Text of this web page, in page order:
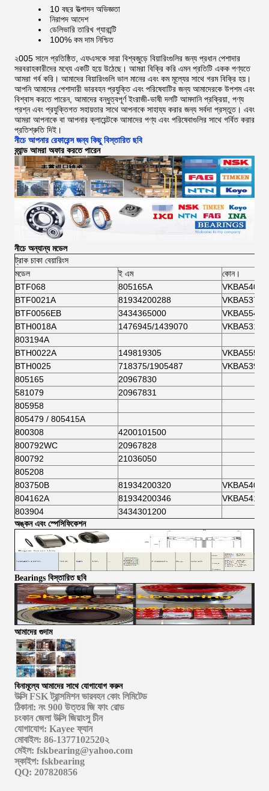
10 বছর উত্পাদন অভিজ্ঞতা
নিরাপদ আদেশ
ডেলিভারি তারিখ গ্যারান্টি
100% কম দাম নিশ্চিত
২005 সালে প্রতিষ্ঠিত, এফএসকে সারা বিশ্বজুড়ে বিয়ারিংগুলির জন্য প্রধান পেশাদার
সরবরাহকারীদের মধ্যে একটি হয়ে উঠেছে। আমরা বিক্রি করি এমন প্রতিটি একক পণ্যতে
আমরা গর্ব করি। আমাদের বিয়ারিংগুলি ভাল মানের এবং কম মূল্যের সাথে গরম বিক্রি হয়।
আপনি আমাদের পেশাদারী ভারবহন প্রযুক্তি এবং পরিষেবাটির জন্য আমাদেরকে উপশম এবং
বিশ্বাস করতে পারেন, আমাদের বন্ধুত্বপূর্ণ ইংরাজী-ভাষী দলটি আমদানি প্রক্রিয়া, পণ্য
প্রশ্ন এবং প্রযুক্তিগত সহায়তার সাথে আপনাকে সাহায্য করার জন্য সর্বদা প্রস্তুত। এবং
আমরা আপনাকে বা আপনার ক্লায়েন্টকে আমাদের পণ্য এবং পরিষেবাগুলির সাথে গর্বিত করার
প্রতিশ্রুতি দিই।
নীচে আপনার রেফারেন্স জন্য কিছু বিস্তারিত ছবি
ব্র্যান্ড আমরা অফার করতে পারেন
নীচে অন্যান্য মডেল
ট্রাক চাকা বেয়ারিংস
মডেল
ই এম
কোন।
BTF068
805165A
VKBA5407
BTF0021A
81934200288
VKBA5377
BTF0056EB
3434365000
VKBA5549
BTH0018A
1476945/1439070
VKBA5314
803194A
BTH0022A
149819305
VKBA5552
BTH0025
718375/1905487
VKBA5397
805165
20967830
581079
20967831
805958
805479 / 805415A
800308
4200101500
800792WC
20967828
800792
21036050
805208
803750B
81934200320
VKBA5408
804162A
81934200346
VKBA5416
803904
3434301200
অঙ্কন এবং স্পেসিফিকেশন
Bearings বিস্তারিত ছবি
আমাদের গুদাম
বিনামূল্যে আমাদের সাথে যোগাযোগ করুন
উক্সি FSK ট্রান্সমিশন ভারবহন কোং লিমিটেড
ঠিকানা: নং 900 উত্তর জি ফাং রোড
চংকান জেলা উক্সি জিয়াংসু চীন
যোগাযোগ: Kayee ফ্যান
মোবাইল: 86-1377102520২
মেইল: fskbearing@yahoo.com
স্কাইপ: fskbearing
QQ: 207820856